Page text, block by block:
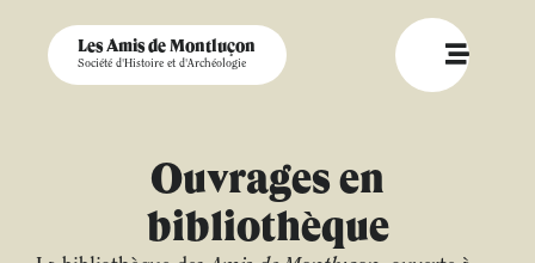
Les Amis de Montluçon
Société d'Histoire et d'Archéologie
Ouvrages en
bibliothèque